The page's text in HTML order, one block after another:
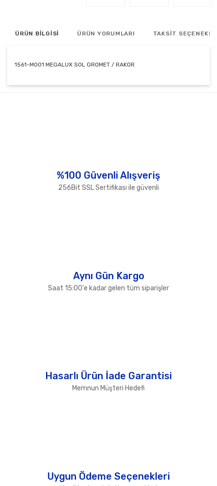
ÜRÜN BİLGİSİ ÜRÜN YORUMLARI TAKSİT
1561-M001 MEGALUX SOL GROMET / RAKOR
Ürün fiyatı diğer sitelerden daha pahalı.
%100 Güvenli Alışveriş
256Bit SSL Sertifikası ile güvenli
Aynı Gün Kargo
Saat 15:00'e kadar gelen tüm siparişler
Hasarlı Ürün İade Garantisi
Memnun Müşteri Hedefi
Uygun Ödeme Seçenekleri